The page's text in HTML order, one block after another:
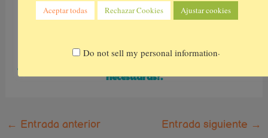
Estamos minimizando tanto la palabra
¿Y tú, llevarías a tu peque a la escuela infantil sino lo
necesitaras?.
← Entrada anterior Entrada siguiente →
Aceptar todas Rechazar Cookies Ajustar cookies
Do not sell my personal information.